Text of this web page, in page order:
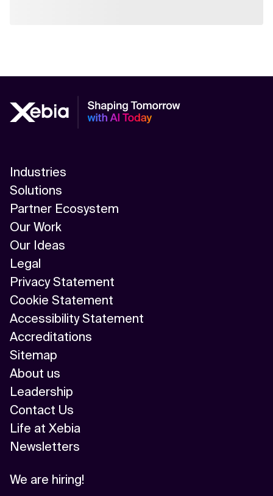
Industries
Solutions
Partner Ecosystem
Our Work
Our Ideas
Legal
Privacy Statement
Cookie Statement
Accessibility Statement
Accreditations
Sitemap
About us
Leadership
Contact Us
Life at Xebia
Newsletters
We are hiring!